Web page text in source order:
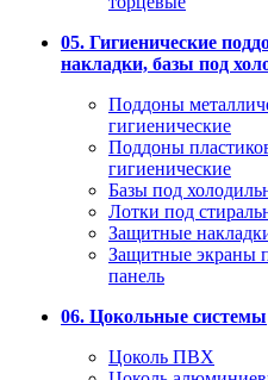
05. Гигиенические
накладки, базы под
Поддоны
гигиенические
Поддоны
гигиенические
Базы под
Лотки под
Защитные
Защитные экраны
панель
06. Цокольные системы
Цоколь ПВХ